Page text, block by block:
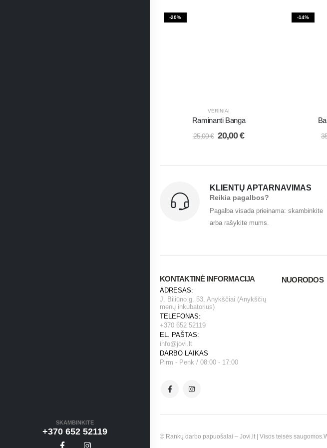
SKAMBINKITE
+370 652 52119
-20%
VĖRINIAI
Raminanti Banga
25,00€ 20,00€
-14%
KLIENTŲ APTARNAVIMAS
Reikia pagalbos?
Pagalba visada prieinama: skambinkite
arba rašykite mums.
KONTAKTINĖ INFORMACIJA
ADRESAS:
J. Biliūno g. 53, Anykščiai (Anykščių
menų inkubatorius)
TELEFONAS:
+370 652 52119
EL. PAŠTAS:
info@jovi.lt
DARBO LAIKAS
Pirm - Penk / 08:00 - 17:00
NUORODOS
© Rankų darbo papuošalai – Jovi.lt | Visos teisės saugomos.